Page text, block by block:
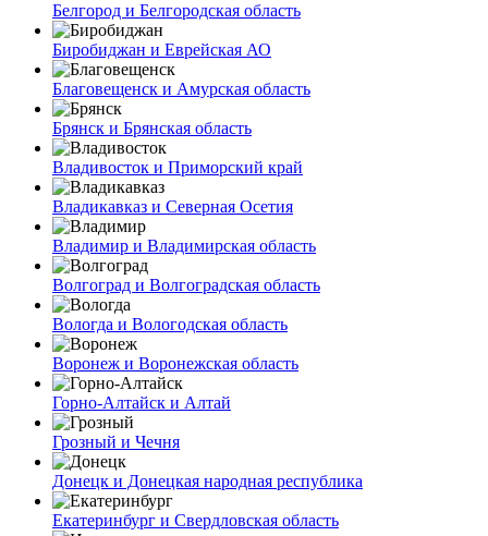
Белгород и Белгородская область
Биробиджан и Еврейская АО
Благовещенск и Амурская область
Брянск и Брянская область
Владивосток и Приморский край
Владикавказ и Северная Осетия
Владимир и Владимирская область
Волгоград и Волгоградская область
Вологда и Вологодская область
Воронеж и Воронежская область
Горно-Алтайск и Алтай
Грозный и Чечня
Донецк и Донецкая народная республика
Екатеринбург и Свердловская область